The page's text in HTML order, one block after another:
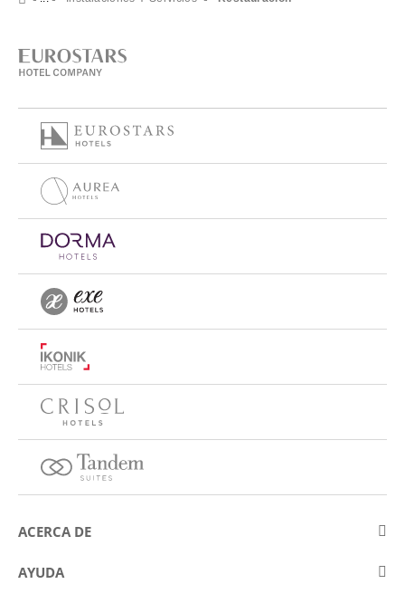
ACERCA DE
Sobre Eurostars Hotel Company
AYUDA